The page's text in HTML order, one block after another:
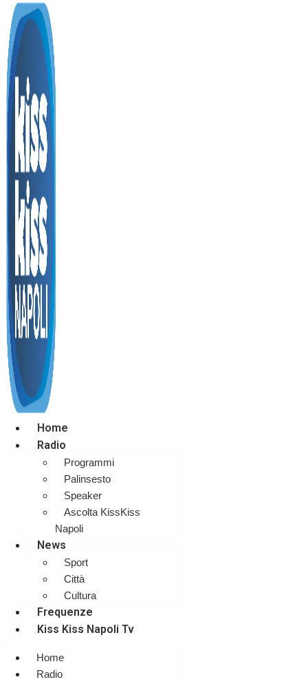
Home
Radio
Programmi
Palinsesto
Speaker
Ascolta KissKiss
Napoli
News
Sport
Città
Cultura
Frequenze
Kiss Kiss Napoli Tv
Home
Radio